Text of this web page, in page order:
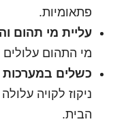
פתאומיות.
עליית מי תהום
מי התהום עלולים
כשלים במערכות
ניקוז לקויה
הבית.